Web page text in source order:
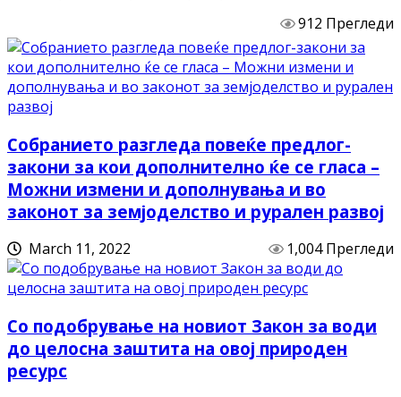
912 Прегледи
Собранието разгледа повеќе предлог-
закони за кои дополнително ќе се гласа –
Можни измени и дополнувања и во
законот за земјоделство и рурален развој
March 11, 2022 1,004 Прегледи
Со подобрување на новиот Закон за води
до целосна заштита на овој природен
ресурс